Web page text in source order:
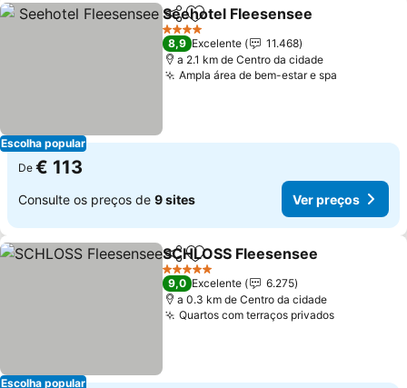
Escolha popular
PartilharAdicionar aos favoritos
Seehotel Fleesensee
4 Estrelas
8,9 Excelente
11.468
a 2.1 km de Centro da cidade
Ampla área de bem-estar e spa
De € 113
Consulte os preços de 9 sites Ver preços
Escolha popular
PartilharAdicionar aos favoritos
SCHLOSS Fleesensee
5 Estrelas
9,0 Excelente
6.275
a 0.3 km de Centro da cidade
Quartos com terraços privadosVer